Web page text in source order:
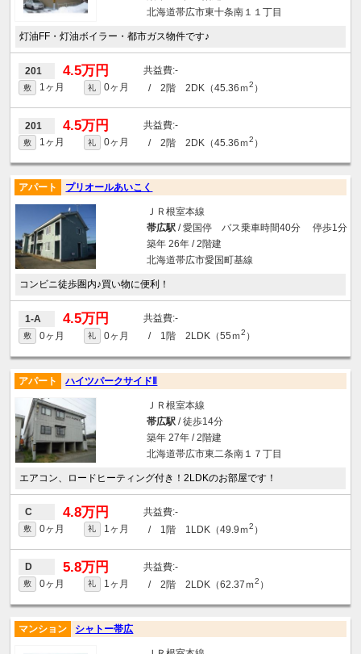
北海道帯広市東十条南１１丁目
灯油FF・灯油ボイラー・都市ガス物件です♪
201 4.5万円 -
敷 1ヶ月 礼 0ヶ月 / 2階 2DK（45.36ｍ2 ）
201 4.5万円 -
敷 1ヶ月 礼 0ヶ月 / 2階 2DK（45.36ｍ2 ）
アパート プリオールあいこく
ＪＲ根室本線
帯広駅/ 愛国停 バス乗車時間40分 停歩1分
築年 26年 / 2階建
北海道帯広市愛国町基線
コンビニ徒歩圏内♪買い物に便利！
1-A 4.5万円 -
敷 0ヶ月 礼 0ヶ月 / 1階 2LDK（55ｍ2 ）
アパート ハイツパークサイドⅡ
ＪＲ根室本線
帯広駅/ 徒歩14分
築年 27年 / 2階建
北海道帯広市東二条南１７丁目
エアコン、ロードヒーティング付き！2LDKのお部屋です！
C 4.8万円 -
敷 0ヶ月 礼 1ヶ月 / 1階 1LDK（49.9ｍ2 ）
D 5.8万円 -
敷 0ヶ月 礼 1ヶ月 / 2階 2LDK（62.37ｍ2 ）
マンション シャトー帯広